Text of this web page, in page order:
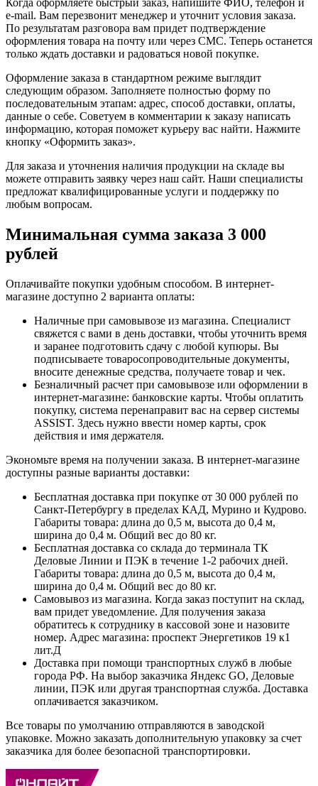
e-mail. Вам перезвонит менеджер и уточнит условия заказа.
По результатам разговора вам придет подтверждение
оформления товара на почту или через СМС. Теперь останется
только ждать доставки и радоваться новой покупке.
Оформление заказа в стандартном режиме выглядит
следующим образом. Заполняете полностью форму по
последовательным этапам: адрес, способ доставки, оплаты,
данные о себе. Советуем в комментарии к заказу написать
информацию, которая поможет курьеру вас найти. Нажмите
кнопку «Оформить заказ».
Для заказа и уточнения наличия продукции на складе вы
можете отправить заявку через наш сайт. Наши специалисты
предложат квалифицированные услуги и поддержку по
любым вопросам.
Минимальная сумма заказа 3 000
рублей
Оплачивайте покупки удобным способом. В интернет-
магазине доступно 2 варианта оплаты:
Наличные при самовывозе из магазина. Специалист
свяжется с вами в день доставки, чтобы уточнить время
и заранее подготовить сдачу с любой купюры. Вы
подписываете товаросопроводительные документы,
вносите денежные средства, получаете товар и чек.
Безналичный расчет при самовывозе или оформлении в
интернет-магазине: банковские карты. Чтобы оплатить
покупку, система перенаправит вас на сервер системы
ASSIST. Здесь нужно ввести номер карты, срок
действия и имя держателя.
Экономьте время на получении заказа. В интернет-магазине
доступны разные варианты доставки:
Бесплатная доставка при покупке от 30 000 рублей по
Санкт-Петербургу в пределах КАД, Мурино и Кудрово.
Габариты товара: длина до 0,5 м, высота до 0,4 м,
ширина до 0,4 м. Общий вес до 80 кг.
Бесплатная доставка со склада до терминала ТК
Деловые Линии и ПЭК в течение 1-2 рабочих дней.
Габариты товара: длина до 0,5 м, высота до 0,4 м,
ширина до 0,4 м. Общий вес до 80 кг.
Самовывоз из магазина. Когда заказ поступит на склад,
вам придет уведомление. Для получения заказа
обратитесь к сотруднику в кассовой зоне и назовите
номер. Адрес магазина: проспект Энергетиков 19 к1
лит.Д
Доставка при помощи транспортных служб в любые
города РФ. На выбор заказчика Яндекс GO, Деловые
линии, ПЭК или другая транспортная служба. Доставка
оплачивается заказчиком.
Все товары по умолчанию отправляются в заводской
упаковке. Можно заказать дополнительную упаковку за счет
заказчика для более безопасной транспортировки.